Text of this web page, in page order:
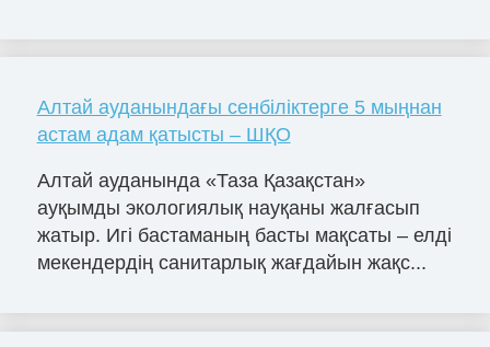
Алтай ауданындағы сенбіліктерге 5 мыңнан
астам адам қатысты – ШҚО
Алтай ауданында «Таза Қазақстан»
ауқымды экологиялық науқаны жалғасып
жатыр. Игі бастаманың басты мақсаты – елді
мекендердің санитарлық жағдайын жақс...